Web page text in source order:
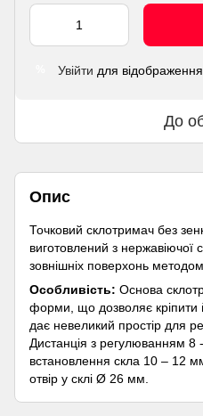
Увійти для
До
Опис
Точковий склотримач без
виготовлений з нержавіючої
зовнішніх поверхонь
Особливість: Основа
форми, що дозволяє кріпити
дає невеликий простір для
Дистанція з регулюванням
встановлення скла 10 – 12
отвір у склі Ø 26 мм.